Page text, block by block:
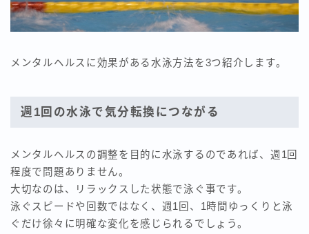
メンタルヘルスに効果がある水泳方法を3つ紹介します。
週1回の水泳で気分転換につながる
メンタルヘルスの調整を目的に水泳するのであれば、週1回
程度で問題ありません。
大切なのは、リラックスした状態で泳ぐ事です。
泳ぐスピードや回数ではなく、週1回、1時間ゆっくりと泳
ぐだけ徐々に明確な変化を感じられるでしょう。